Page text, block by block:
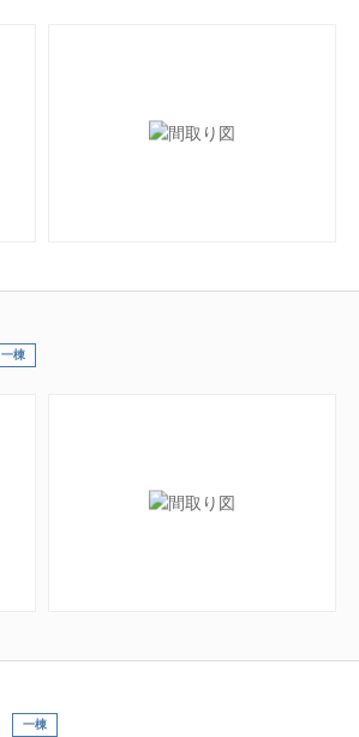
一棟
一棟